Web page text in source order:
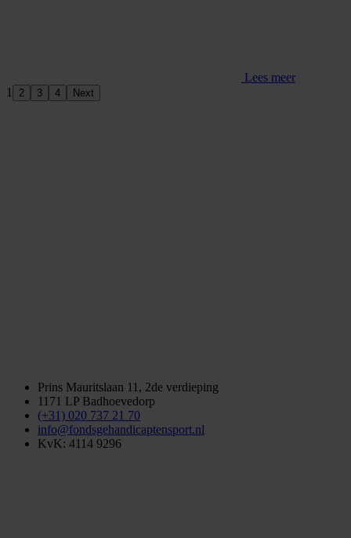
Lees meer
1
2 3 4 Next
Prins Mauritslaan 11, 2de verdieping
1171 LP Badhoevedorp
(+31) 020 737 21 70
info@fondsgehandicaptensport.nl
KvK: 4114 9296